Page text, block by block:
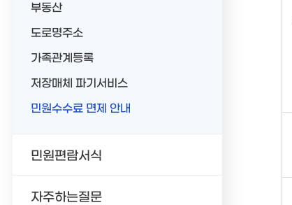
부동산
도로명주소
가족관계등록
저장매체 파기서비스
민원수수료 면제 안내
민원편람서식
자주하는질문